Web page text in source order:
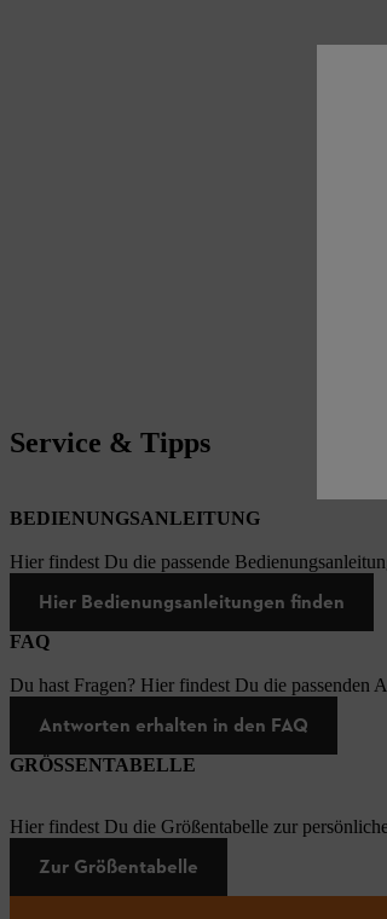
Service & Tipps
BEDIENUNGSANLEITUNG
Hier findest Du die passende
Hier Bedienungsanleitungen finden
FAQ
Du hast Fragen? Hier findest Du die passenden
Antworten erhalten in den FAQ
GRÖSSENTABELLE
Hier findest Du die Größentabelle zur
Zur Größentabelle